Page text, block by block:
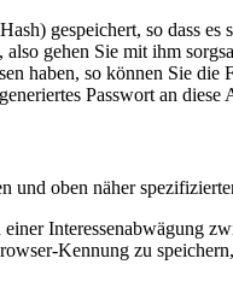
gespeichert, so dass
gehen Sie mit ihm
haben, so können Sie
Passwort an
und oben näher
Interessenabwägung
Kennung zu